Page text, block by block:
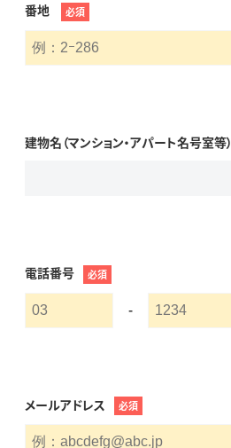
番地 必須
建物名（マンション・アパート名号室等）
電話番号 必須
-
メールアドレス 必須